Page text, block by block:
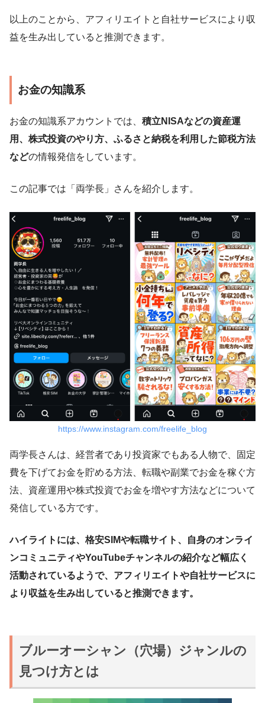
以上のことから、アフィリエイトと自社サービスにより収
益を生み出していると推測できます。
お金の知識系
お金の知識系アカウントでは、 積立NISAなどの資産運
用、株式投資のやり方、ふるさと納税を利用した節税方法
などの情報発信をしています。
この記事では「両学長」さんを紹介します。
https://www.instagram.com/freelife_blog
両学長さんは、経営者であり投資家でもある人物で、固定
費を下げてお金を貯める方法、転職や副業でお金を稼ぐ方
法、資産運用や株式投資でお金を増やす方法などについて
発信している方です。
ハイライトには、格安SIMや転職サイト、自身のオンライ
ンコミュニティやYouTubeチャンネルの紹介など幅広く
活動されているようで、アフィリエイトや自社サービスに
より収益を生み出していると推測できます。
ブルーオーシャン（穴場）ジャンルの
見つけ方とは